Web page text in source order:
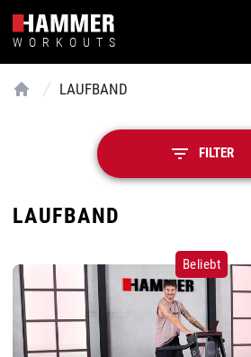
WORKOUTS
LAUFBAND
LAUFBAND
FILTER
Beliebt